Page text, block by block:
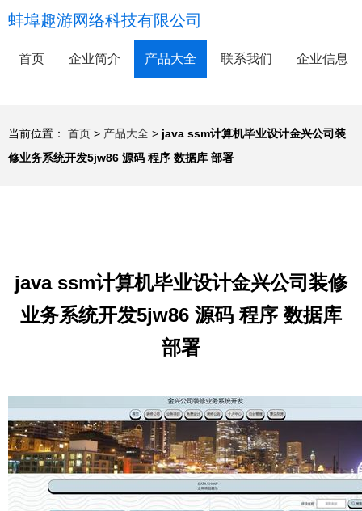
蚌埠趣游网络科技有限公司
首页 企业简介 产品大全 联系我们 企业信息
当前位置： 首页 > 产品大全 > java ssm计算机毕业设计金兴公司装
修业务系统开发5jw86 源码 程序 数据库 部署
java ssm计算机毕业设计金兴公司装修
业务系统开发5jw86 源码 程序 数据库
部署